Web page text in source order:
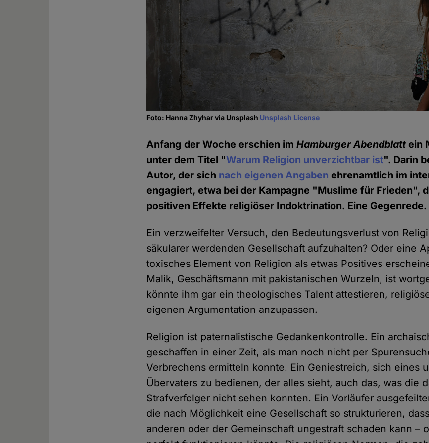
Foto: Hanna Zhyhar via Unsplash Unsplash License
Anfang der Woche erschien imHamburger Abendblattein
unter dem Titel "Warum Religion unverzichtbar ist". Darin
Autor, der sich nach eigenen Angaben ehrenamtlich im
engagiert, etwa bei der Kampagne "Muslime für Frieden",
positiven Effekte religiöser Indoktrination. Eine Gegenrede.
Ein verzweifelter Versuch, den Bedeutungsverlust von
säkularer werdenden Gesellschaft aufzuhalten? Oder eine
toxisches Element von Religion als etwas Positives
Malik, Geschäftsmann mit pakistanischen Wurzeln, ist
könnte ihm gar ein theologisches Talent attestieren,
eigenen Argumentation anzupassen.
Religion ist paternalistische Gedankenkontrolle. Ein
geschaffen in einer Zeit, als man noch nicht per
Verbrechens ermitteln konnte. Ein Geniestreich, sich eines
Übervaters zu bedienen, der alles sieht, auch das, was die
Strafverfolger nicht sehen konnten. Ein Vorläufer
die nach Möglichkeit eine Gesellschaft so strukturieren,
anderen oder der Gemeinschaft ungestraft schaden kann –